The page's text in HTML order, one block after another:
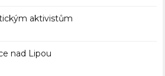
aktivistům
nad Lipou